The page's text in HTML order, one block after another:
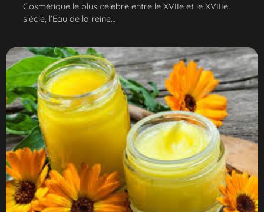
Cosmétique le plus célèbre entre le XVIIe et le XVIIIe
siècle, l’Eau de la reine…